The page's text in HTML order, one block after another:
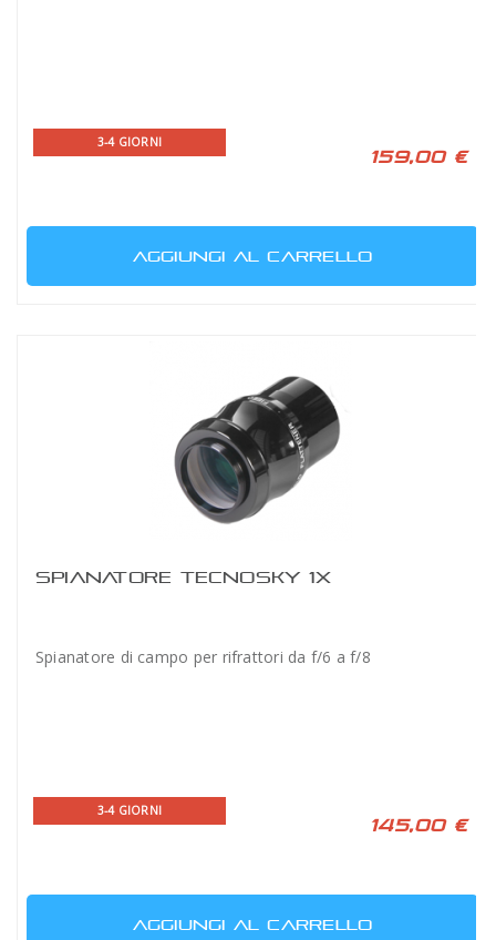
3-4 GIORNI
159,00 €
AGGIUNGI AL CARRELLO
SPIANATORE TECNOSKY 1X
Spianatore di campo per rifrattori da f/6 a f/8
3-4 GIORNI
145,00 €
AGGIUNGI AL CARRELLO